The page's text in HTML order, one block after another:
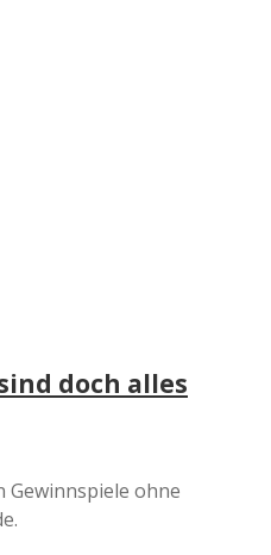
doch alles
Gewinnspiele ohne